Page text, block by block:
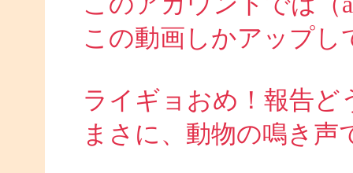
この動画しかアップし
ライギョおめ！報告ど
まさに、動物の鳴き声